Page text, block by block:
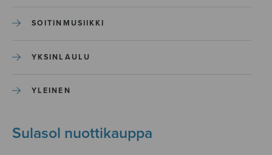
SOITINMUSIIKKI
YKSINLAULU
YLEINEN
Sulasol nuottikauppa